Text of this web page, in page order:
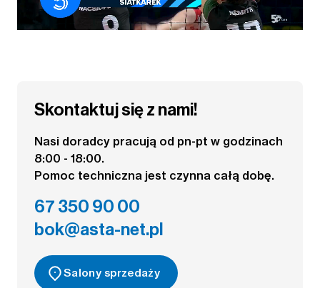
Skontaktuj się z nami!
Nasi doradcy pracują od pn-pt w godzinach
8:00 - 18:00.
Pomoc techniczna jest czynna całą dobę.
67 350 90 00
bok@asta-net.pl
Salony sprzedaży